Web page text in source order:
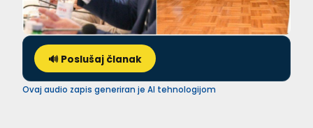
🔊 Poslušaj članak
Ovaj audio zapis generiran je AI tehnologijom